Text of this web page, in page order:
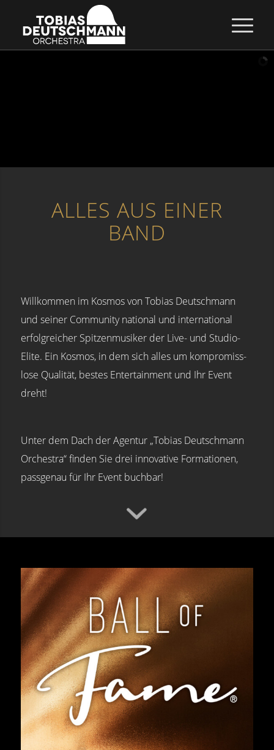
ALLES AUS EINER
BAND
Willkommen im Kosmos von Tobias Deutschmann
und seiner Community national und international
erfolgreicher Spitzen­musiker der Live- und Studio-
Elite. Ein Kosmos, in dem sich alles um kompro­miss­
lose Qualität, bestes Entertain­ment und Ihr Event
dreht!
Unter dem Dach der Agentur „Tobias Deutschmann
Orchestra“ finden Sie drei innovative Formationen,
passgenau für Ihr Event buchbar!